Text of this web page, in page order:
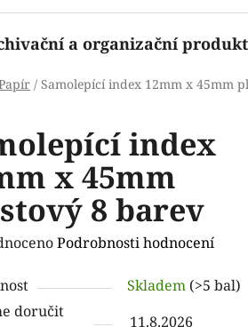
KOŠÍK
a organizační
/ Samolepící index 12mm x 45mm
index
x 45mm
8 barev
Podrobnosti hodnocení
Skladem (>5 bal)
doručit
11.8.2026